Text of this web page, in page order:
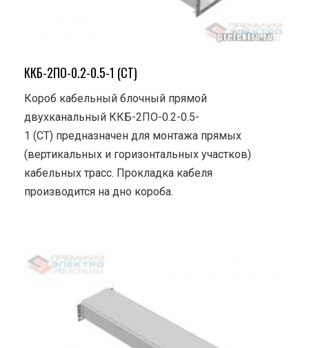
ККБ-2ПО-0.2-0.5-1 (СТ)
Короб кабельный блочный прямой
двухканальный ККБ-2ПО-0.2-0.5-
1 (СТ) предназначен для монтажа прямых
(вертикальных и горизонтальных участков)
кабельных трасс. Прокладка кабеля
производится на дно короба.